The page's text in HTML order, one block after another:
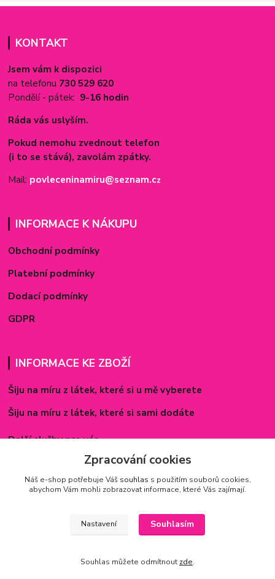
KONTAKT
Jsem vám k dispozici
na telefonu 730 529 620
Pondělí - pátek: 9-16 hodin
Ráda vás uslyším.
Pokud nemohu zvednout telefon
(i to se stává), zavolám zpátky.
Mail: povleceninamiru@seznam.cz
INFORMACE K NÁKUPU
Obchodní podmínky
Platební podmínky
Dodací podmínky
GDPR
INFORMACE KE ZBOŽÍ
Šiju na míru z látek, které si u mě vyberete
Šiju na míru z látek, které si sami dodáte
Další služby pro vás
Způsoby zapínání povlečení
Rozměry prostěradel
Zpracování cookies
Náš e-shop potřebuje Váš souhlas s použitím souborů cookies,
abychom Vám mohli zobrazovat informace, které Vás zajímají.
Nastavení Souhlasím
Souhlas můžete odmítnout zde.